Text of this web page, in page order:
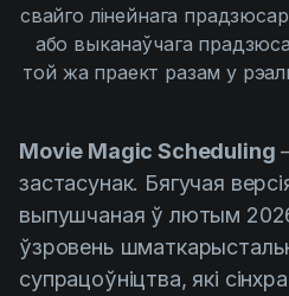
свайго лінейнага
або выканаўчага
той жа праект разам у
Movie Magic Scheduling
застасунак. Бягучая
выпушчаная ў лютым
ўзровень
супрацоўніцтва, які